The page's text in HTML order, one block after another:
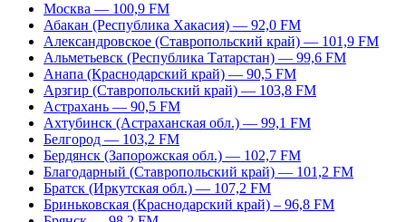
Москва — 100,9 FM
Абакан (Республика Хакасия) — 92,0 FM
Александровское (Ставропольский край) — 101,9 FM
Альметьевск (Республика Татарстан) — 99,6 FM
Анапа (Краснодарский край) — 90,5 FM
Арзгир (Ставропольский край) — 103,8 FM
Астрахань — 90,5 FM
Ахтубинск (Астраханская обл.) — 99,1 FM
Белгород — 103,2 FM
Бердянск (Запорожская обл.) — 102,7 FM
Благодарный (Ставропольский край) — 101,2 FM
Братск (Иркутская обл.) — 107,2 FM
Бриньковская (Краснодарский край) – 96,8 FM